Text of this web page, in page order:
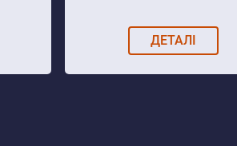
ДЕТАЛІ